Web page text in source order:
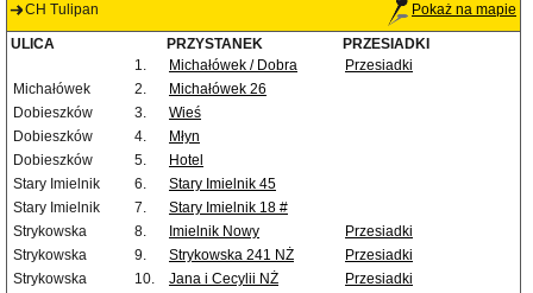
CH Tulipan Pokaż na mapie
ULICA PRZYSTANEK
PRZESIADKI
1.
Michałówek / Dobra
Przesiadki
Michałówek
2.
Michałówek 26
Dobieszków
3.
Wieś
Dobieszków
4.
Młyn
Dobieszków
5.
Hotel
Stary Imielnik
6.
Stary Imielnik 45
Stary Imielnik
7.
Stary Imielnik 18 #
Strykowska
8. Imielnik Nowy
Przesiadki
Strykowska
9. Strykowska 241 NŻ
Przesiadki
Strykowska
10. Jana i Cecylii NŻ
Przesiadki